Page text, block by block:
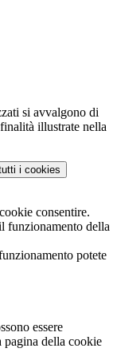
si avvalgono di
illustrate nella
i cookies
consentire.
funzionamento della
potete
essere
pagina della cookie